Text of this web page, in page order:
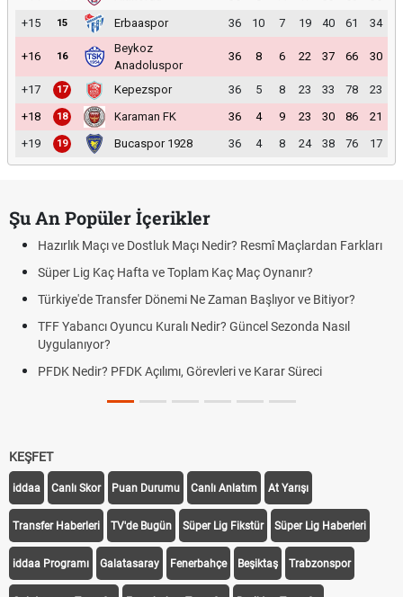
+15
15 Erbaaspor 36 10 7 19 40 61 34
+16 16
Beykoz
Anadoluspor
36 8 6 22 37 66 30
+17 17 Kepezspor 36 5 8 23 33 78
23
+18
18 Karaman FK 36 4 9 23 30 86
21
+19
19 Bucaspor 1928 36 4 8 24 38 76 17
Şu An Popüler İçerikler
Hazırlık Maçı ve Dostluk Maçı Nedir? Resmî Maçlardan Farkları
Süper Lig Kaç Hafta ve Toplam Kaç Maç Oynanır?
Türkiye'de Transfer Dönemi Ne Zaman Başlıyor ve Bitiyor?
TFF Yabancı Oyuncu Kuralı Nedir? Güncel Sezonda Nasıl
Uygulanıyor?
PFDK Nedir? PFDK Açılımı, Görevleri ve Karar Süreci
KEŞFET
iddaa Canlı Skor Puan Durumu Canlı Anlatım At Yarışı
Transfer Haberleri TV'de Bugün Süper Lig Fikstür Süper Lig Haberleri
iddaa Programı Galatasaray Fenerbahçe Beşiktaş Trabzonspor